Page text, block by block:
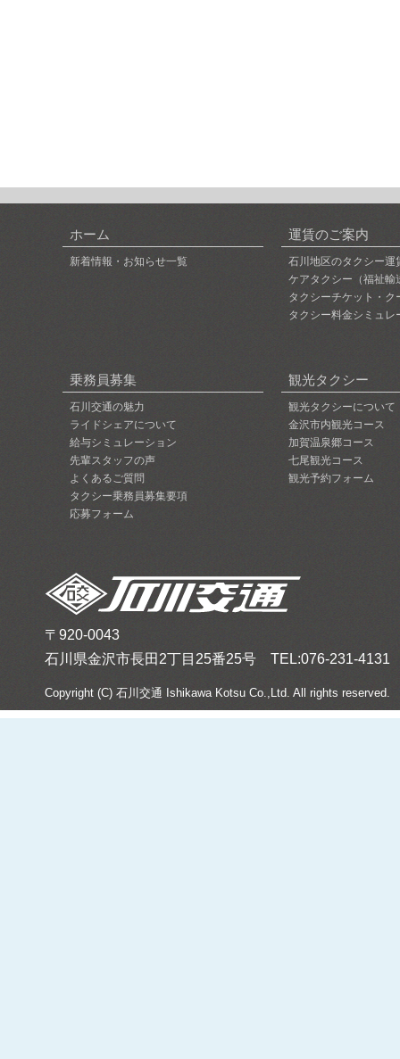
ホーム
新着情報・お知らせ一覧
運賃のご案内
石川地区のタクシー運
ケアタクシー（福祉輸
タクシーチケット・ク
タクシー料金シミュレ
乗務員募集
石川交通の魅力
ライドシェアについて
給与シミュレーション
先輩スタッフの声
よくあるご質問
タクシー乗務員募集要項
応募フォーム
観光タクシー
観光タクシーについて
金沢市内観光コース
加賀温泉郷コース
七尾観光コース
観光予約フォーム
〒920-0043
石川県金沢市長田2丁目25番25号 TEL:076-231-4131
Copyright (C) 石川交通 Ishikawa Kotsu Co.,Ltd. All rights reserved.